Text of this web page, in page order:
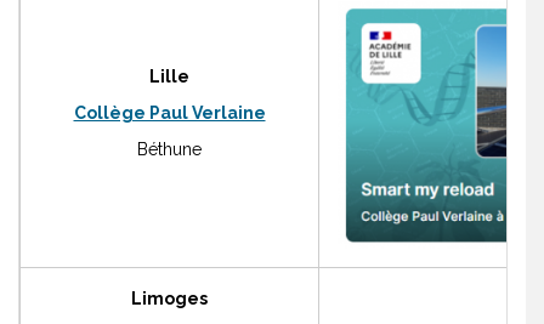
Lille
Collège Paul Verlaine
Béthune
Limoges